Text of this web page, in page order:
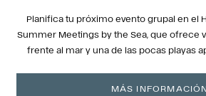
Planifica tu próximo evento grupal en el
Summer Meetings by the Sea, que ofrece
frente al mar y una de las pocas playas
MÁS INFORMACIÓN